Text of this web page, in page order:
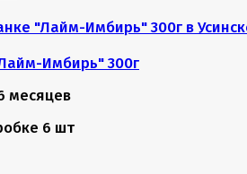
Имбирь" 300г
месяцев
6 шт